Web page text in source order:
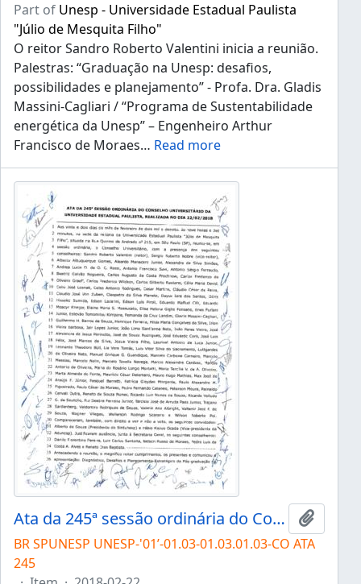
Part of Unesp - Universidade Estadual Paulista
"Júlio de Mesquita Filho"
O reitor Sandro Roberto Valentini inicia a reunião.
Palestras: “Graduação na Unesp: desafios,
possibilidades e planejamento” - Profa. Dra. Gladis
Massini-Cagliari / “Programa de Sustentabilidade
energética da Unesp” – Engenheiro Arthur
Francisco de Moraes… Read more
Ata da 245ª sessão ordinária do Conselho Universitário da Unesp de 22/02/2018
Add to
BR SPUNESP UNESP-'01’-01.03-01.03.01.03-CO ATA
245